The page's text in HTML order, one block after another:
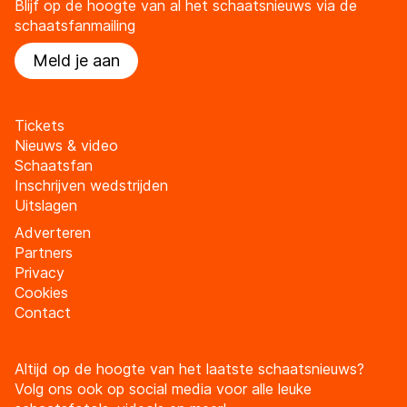
Blijf op de hoogte van al het schaatsnieuws via de
schaatsfanmailing
Meld je aan
Tickets
Nieuws & video
Schaatsfan
Inschrijven wedstrijden
Uitslagen
Adverteren
Partners
Privacy
Cookies
Contact
Altijd op de hoogte van het laatste schaatsnieuws?
Volg ons ook op social media voor alle leuke